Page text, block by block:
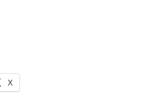
X